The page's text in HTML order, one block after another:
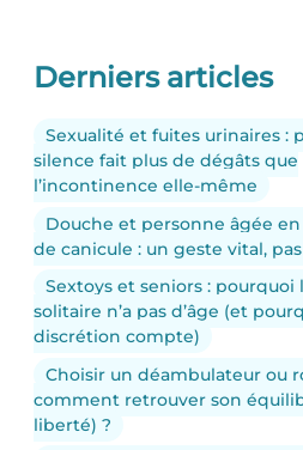
Derniers articles
Sexualité et fuites urinaires :
silence fait plus de dégâts que
l’incontinence elle-même
Douche et personne âgée
de canicule : un geste vital,
Sextoys et seniors : pourquoi
solitaire n’a pas d’âge (et
discrétion compte)
Choisir un déambulateur ou
comment retrouver son
liberté) ?